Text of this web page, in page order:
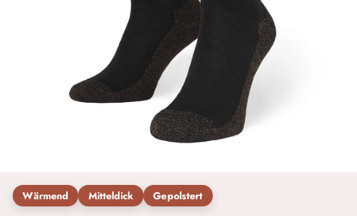
Wärmend Mitteldick Gepolstert